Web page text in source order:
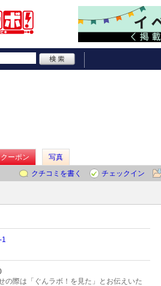
クーポン
写真
クチコミを書く
チェックイン
1
の際は「ぐんラボ！を見た」とお伝えいた